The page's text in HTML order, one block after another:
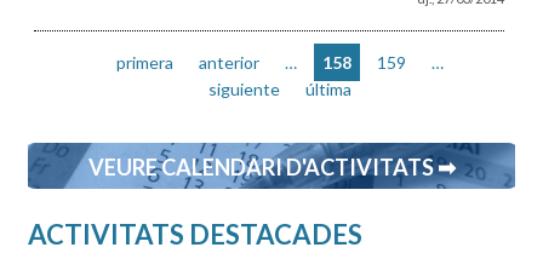
primera anterior … 158 159
…
siguiente
última
VEURE CALENDARI D'ACTIVITATS ➡
ACTIVITATS DESTACADES